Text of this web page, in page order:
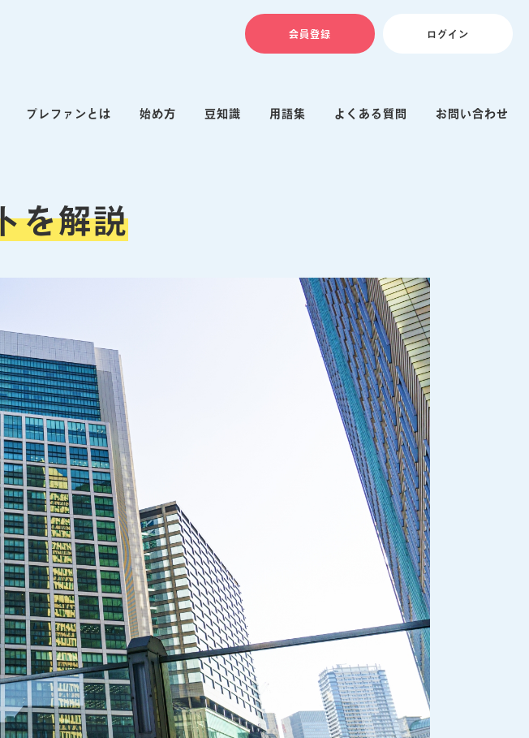
プレファンとは 始め方 豆知識 用語集 よくある質問 お問い合わせ
会員登録 ログイン
を解説